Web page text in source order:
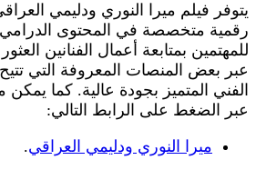
يتوفر فيلم ميرا النوري ودليمي
رقمية متخصصة في المحتوى الدرامي
للمهتمين بمتابعة أعمال الفنانين
عبر بعض المنصات المعروفة التي
الفني المتميز بجودة عالية. كما يمكن
عبر الضغط على الرابط التالي:
ميرا النوري ودليمي العراقي.